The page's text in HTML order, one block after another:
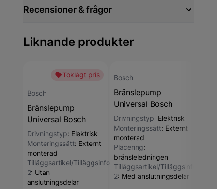
Recensioner & frågor
Liknande produkter
Toklågt pris
Bosch
Bränslepump
Universal Bosch
Drivningstyp: Elektrisk
Monteringssätt: Externt
monterad
Tilläggsartikel/Tilläggsinformation
2: Utan
anslutningsdelar
Bosch
Bränslepump
Universal Bosch
Drivningstyp: Elektrisk
Monteringssätt: Externt
monterad
Placering:
bränsleledningen
Tilläggsartikel/
2: Med anslutningsdelar